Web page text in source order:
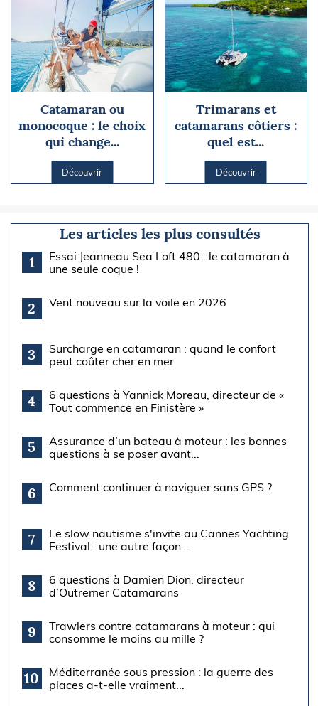
Catamaran ou
monocoque : le choix
qui change...
Découvrir
Trimarans et
catamarans côtiers :
quel est...
Découvrir
Les articles les plus consultés
1
Essai Jeanneau Sea Loft 480 : le catamaran à
une seule coque !
2 Vent nouveau sur la voile en 2026
3
Surcharge en catamaran : quand le confort
peut coûter cher en mer
4
6 questions à Yannick Moreau, directeur de «
Tout commence en Finistère »
5
Assurance d’un bateau à moteur : les bonnes
questions à se poser avant...
6 Comment continuer à naviguer sans GPS ?
7
Le slow nautisme s'invite au Cannes Yachting
Festival : une autre façon...
8
6 questions à Damien Dion, directeur
d’Outremer Catamarans
9
Trawlers contre catamarans à moteur : qui
consomme le moins au mille ?
10
Méditerranée sous pression : la guerre des
places a-t-elle vraiment...